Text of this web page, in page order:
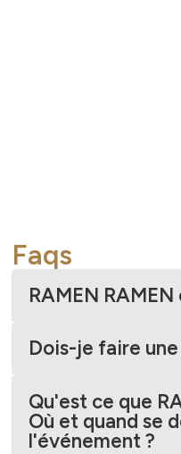
Faqs
RAMEN
Dois-je faire
Qu'est ce que
Où et quand se
l'événement ?